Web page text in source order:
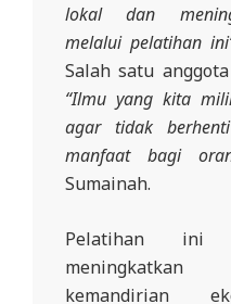
lokal dan
melalui pelatihan
Salah satu
“Ilmu yang kita
agar tidak
manfaat bagi
Sumainah.
Pelatihan ini
meningkatkan
kemandirian